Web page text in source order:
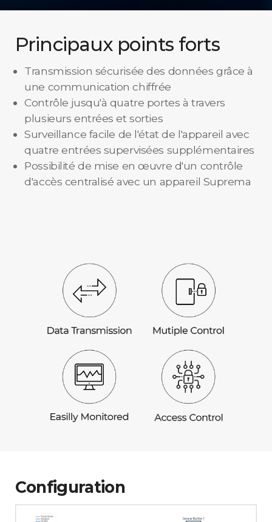
Principaux points forts
Transmission sécurisée des données grâce à
une communication chiffrée
Contrôle jusqu'à quatre portes à travers
plusieurs entrées et sorties
Surveillance facile de l'état de l'appareil avec
quatre entrées supervisées supplémentaires
Possibilité de mise en œuvre d'un contrôle
d'accès centralisé avec un appareil Suprema
Configuration